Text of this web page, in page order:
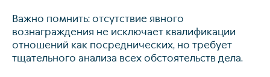
Важно помнить: отсутствие явного
вознаграждения не исключает квалификации
отношений как посреднических, но требует
тщательного анализа всех обстоятельств дела.